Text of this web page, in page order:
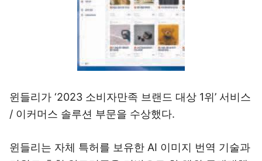
윈들리가 ‘2023 소비자만족 브랜드 대상 1위’ 서비스
/ 이커머스 솔루션 부문을 수상했다.
윈들리는 자체 특허를 보유한 AI 이미지 번역 기술과